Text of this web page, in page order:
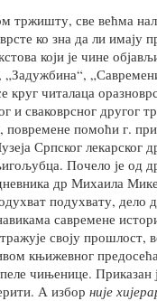
тржишту, све већма
ко зна да ли имају
који је чине
„Задужбина“,
круг читалаца
и сваковрсног другог
повремене помоћи г.
Српског лекарског
Почело је од
др Михаила
подухвату, дело
савремене
своју прошлост,
књижевног
чињенице. Приказан
А избор није